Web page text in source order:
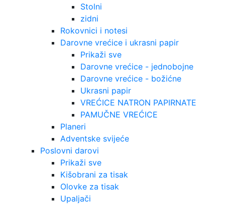
Stolni
zidni
Rokovnici i notesi
Darovne vrećice i ukrasni papir
Prikaži sve
Darovne vrećice - jednobojne
Darovne vrećice - božićne
Ukrasni papir
VREĆICE NATRON PAPIRNATE
PAMUČNE VREĆICE
Planeri
Adventske svijeće
Poslovni darovi
Prikaži sve
Kišobrani za tisak
Olovke za tisak
Upaljači